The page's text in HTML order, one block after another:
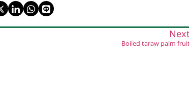
Next
Boiled taraw palm